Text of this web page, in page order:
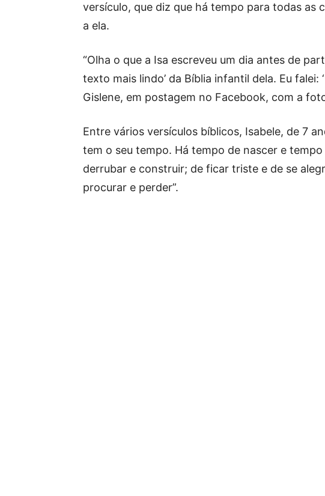
versículo, que diz que há tempo para todas as
a ela.
“Olha o que a Isa escreveu um dia antes de
texto mais lindo’ da Bíblia infantil dela. Eu falei:
Gislene, em postagem no Facebook, com a
Entre vários versículos bíblicos, Isabele, de 7
tem o seu tempo. Há tempo de nascer e
derrubar e construir; de ficar triste e de se
procurar e perder”.